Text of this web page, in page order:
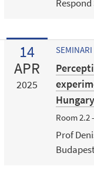
14
APR
2025
SEMINARI
Room 2.2
Prof